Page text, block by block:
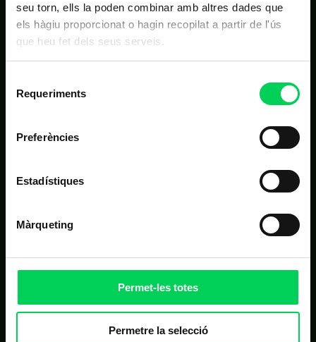
seu torn, ells la poden combinar amb altres dades que
els hàgiu proporcionat o hagin recopilat a partir de l'ús
que heu fet dels seus serveis.
Requeriments
Preferències
Estadístiques
Màrqueting
Permet-les totes
Permetre la selecció
Estudis
Nosaltres
Alumnes
Campus virtual
Homologació de proveïdors